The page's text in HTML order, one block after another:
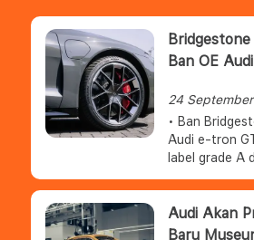
Ban OE
24
• Ban
Audi e-tron
label grade A
• Ban khusus
untuk
tetap
Audi Akan
Baru